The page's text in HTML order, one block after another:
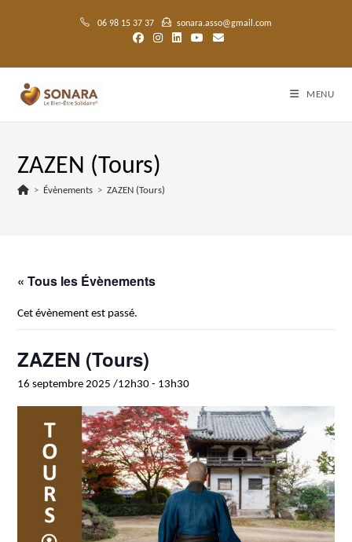
06 98 15 37 37 sonara.asso@gmail.com
MENU
ZAZEN (Tours)
> Évènements > ZAZEN (Tours)
« Tous les Évènements
Cet évènement est passé.
ZAZEN (Tours)
16 septembre 2025 /12h30 - 13h30